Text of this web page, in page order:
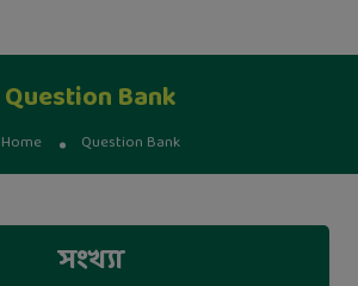
Question Bank
Home Question Bank
সংখ্যা